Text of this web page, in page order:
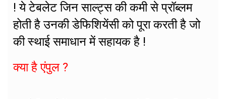
! ये टेबलेट जिन साल्ट्स की कमी से प्रॉब्लम
होती है उनकी डेफिशियेंसी को पूरा करती है जो
की स्थाई समाधान में सहायक है !
क्या है एंपुल ?